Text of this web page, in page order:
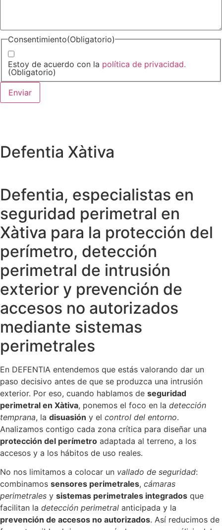
Consentimiento(Obligatorio)
Estoy de acuerdo con la política de privacidad.
(Obligatorio)
Defentia Xàtiva
Defentia, especialistas en
seguridad perimetral en
Xàtiva para la protección del
perímetro, detección
perimetral de intrusión
exterior y prevención de
accesos no autorizados
mediante sistemas
perimetrales
En DEFENTIA entendemos que estás valorando dar un
paso decisivo antes de que se produzca una intrusión
exterior. Por eso, cuando hablamos de seguridad
perimetral en Xàtiva, ponemos el foco en la detección
temprana, la disuasión y el control del entorno.
Analizamos contigo cada zona crítica para diseñar una
protección del perímetro adaptada al terreno, a los
accesos y a los hábitos de uso reales.
No nos limitamos a colocar un vallado de seguridad:
combinamos sensores perimetrales, cámaras
perimetrales y sistemas perimetrales integrados que
facilitan la detección perimetral anticipada y la
prevención de accesos no autorizados. Así reducimos de